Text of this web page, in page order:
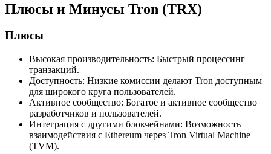
Плюсы и Минусы Tron (TRX)
Плюсы
Высокая производительность: Быстрый процессинг
транзакций.
Доступность: Низкие комиссии делают Tron доступным
для широкого круга пользователей.
Активное сообщество: Богатое и активное сообщество
разработчиков и пользователей.
Интеграция с другими блокчейнами: Возможность
взаимодействия с Ethereum через Tron Virtual Machine
(TVM).